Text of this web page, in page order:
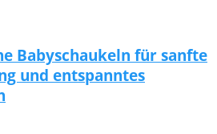
Babyschaukeln für sanfte
und entspanntes